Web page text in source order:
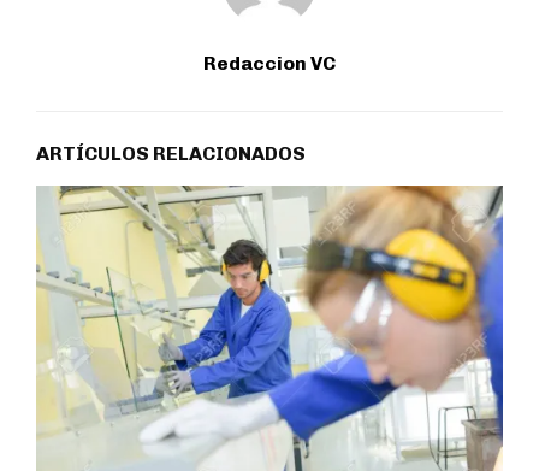
Redaccion VC
ARTÍCULOS RELACIONADOS